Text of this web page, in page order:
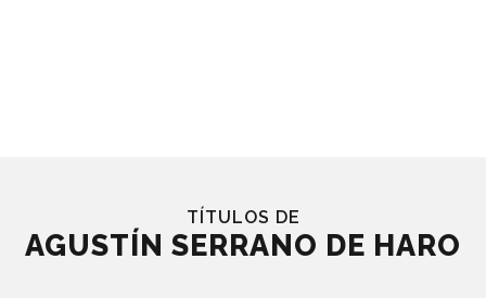
TÍTULOS DE
AGUSTÍN SERRANO DE HARO